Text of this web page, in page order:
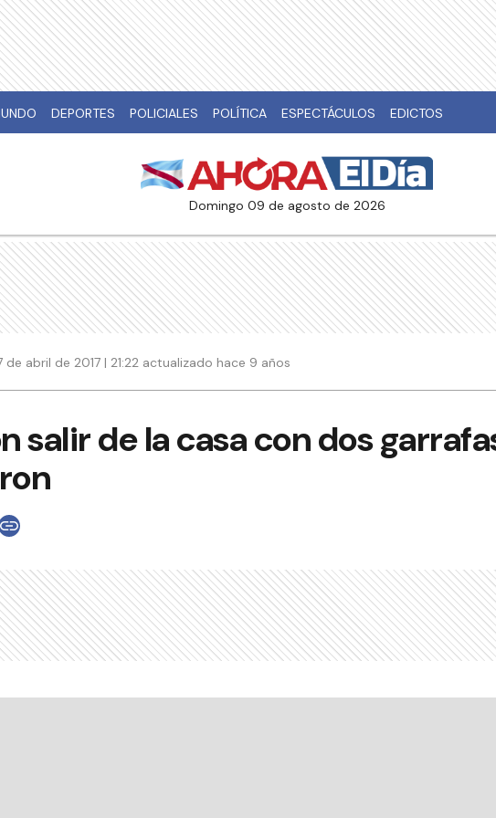
DEPORTES POLICIALES POLÍTICA ESPECTÁCULOS EDICTOS
domingo 09 de agosto de 2026
de abril de 2017 | 21:22 actualizado hace 9 años
salir de la casa con dos